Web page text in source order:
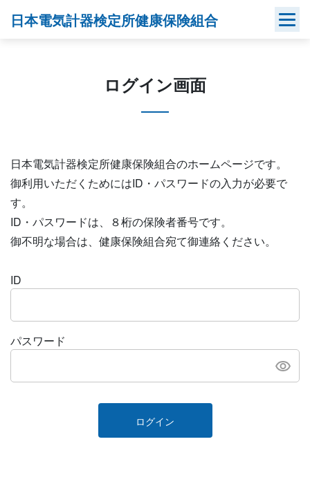
日本電気計器検定所健康保険組合
ログイン画面
日本電気計器検定所健康保険組合のホームページです。
御利用いただくためにはID・パスワードの入力が必要で
す。
ID・パスワードは、８桁の保険者番号です。
御不明な場合は、健康保険組合宛て御連絡ください。
ID
パスワード
ログイン